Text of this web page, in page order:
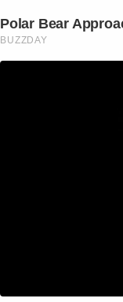
Polar Bear
BUZZDAY